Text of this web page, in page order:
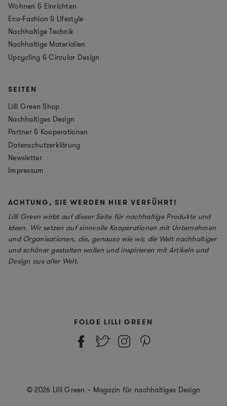
Wohnen & Einrichten
Eco-Fashion & Lifestyle
Nachhaltige Technik
Nachhaltige Materialien
Upcycling & Circular Design
SEITEN
Lilli Green Shop
Nachhaltiges Design
Partner & Kooperationen
Datenschutzerklärung
Newsletter
Impressum
ACHTUNG, SIE WERDEN HIER VERFÜHRT!
Lilli Green wirbt auf dieser Seite für nachhaltige Produkte und
Ideen. Wir setzen auf sinnvolle Kooperationen mit Unternehmen
und Organisationen, die, genauso wie wir, die Welt nachhaltiger
und schöner gestalten wollen und inspirieren mit Artikeln und
Design aus aller Welt.
FOLGE LILLI GREEN
© 2026 Lilli Green – Magazin für nachhaltiges Design